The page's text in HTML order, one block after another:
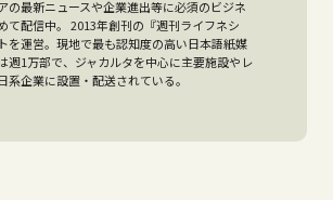
の最新ニュースや企業進出等に必須のビジネ
て配信中。 2013年創刊の『週刊ライフネシ
を運営。現地で最も認知度の高い日本語紙媒
週1万部で、ジャカルタを中心に主要施設やレ
系企業に設置・配送されている。